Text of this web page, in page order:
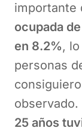
importante
ocupada
en 8.2%,
personas
25 años